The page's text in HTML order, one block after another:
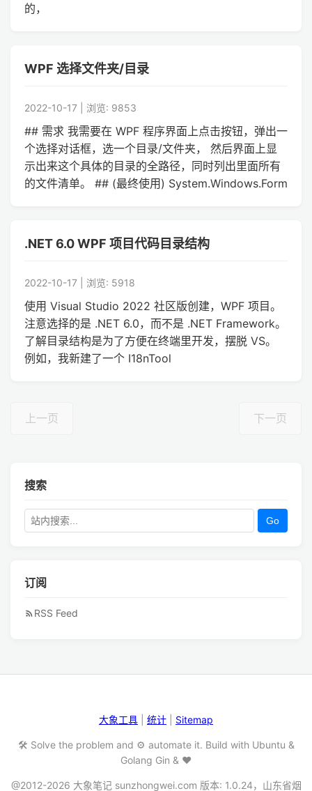
的，
WPF 选择文件夹/目录
2022-10-17 | 浏览: 9853
## 需求 我需要在 WPF 程序界面上点击按钮，弹出一
个选择对话框，选一个目录/文件夹， 然后界面上显
示出来这个具体的目录的全路径，同时列出里面所有
的文件清单。 ## (最终使用) System.Windows.Form
.NET 6.0 WPF 项目代码目录结构
2022-10-17 | 浏览: 5918
使用 Visual Studio 2022 社区版创建，WPF 项目。
注意选择的是 .NET 6.0，而不是 .NET Framework。
了解目录结构是为了方便在终端里开发，摆脱 VS。
例如，我新建了一个 I18nTool
上一页 下一页
搜索
Go
订阅
RSS Feed
大象工具 统计 Sitemap
🛠️ Solve the problem and ⚙️ automate it. Build with Ubuntu &
Golang Gin & ❤️
@2012-2026 大象笔记 sunzhongwei.com 版本: 1.0.24，山东省烟